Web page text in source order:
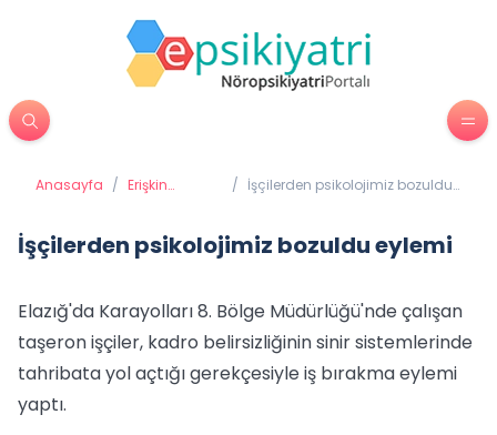
Anasayfa / Erişkin
/ İşçilerden psikolojimiz bozuldu
İşçilerden psikolojimiz bozuldu eylemi
Elazığ'da Karayolları 8. Bölge Müdürlüğü'nde çalışan
taşeron işçiler, kadro belirsizliğinin sinir sistemlerinde
tahribata yol açtığı gerekçesiyle iş bırakma eylemi
yaptı.